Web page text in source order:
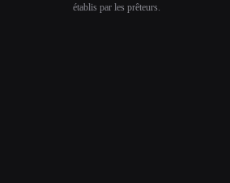
établis par les prêteurs.